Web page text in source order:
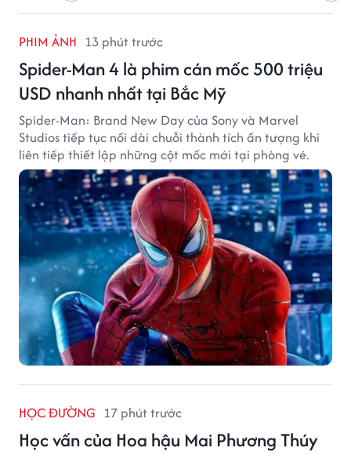
PHIM ẢNH 13 phút trước
Spider-Man 4 là phim cán mốc 500 triệu
USD nhanh nhất tại Bắc Mỹ
Spider-Man: Brand New Day của Sony và Marvel
Studios tiếp tục nối dài chuỗi thành tích ấn tượng khi
liên tiếp thiết lập những cột mốc mới tại phòng vé.
HỌC ĐƯỜNG 17 phút trước
Học vấn của Hoa hậu Mai Phương Thúy